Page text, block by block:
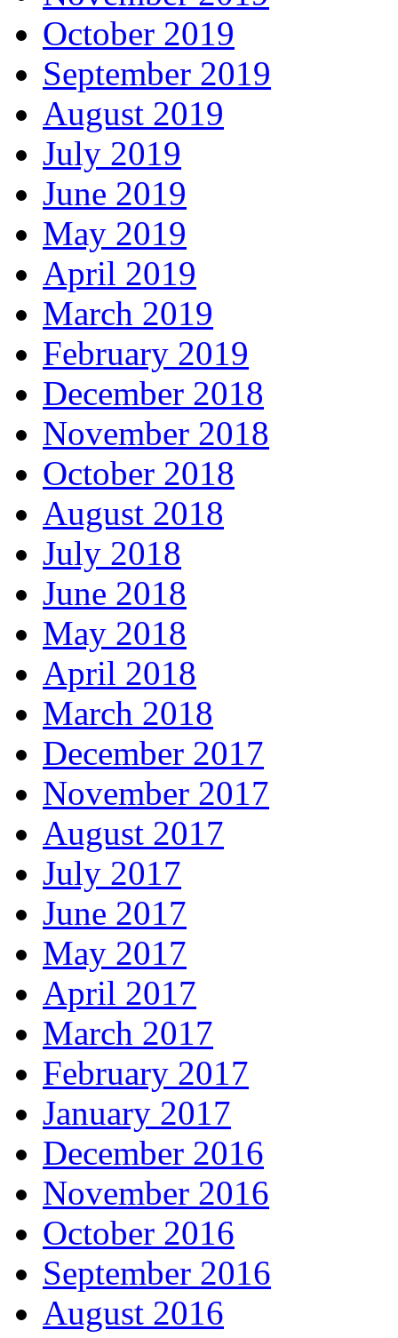
October 2019
September 2019
August 2019
July 2019
June 2019
May 2019
April 2019
March 2019
February 2019
December 2018
November 2018
October 2018
August 2018
July 2018
June 2018
May 2018
April 2018
March 2018
December 2017
November 2017
August 2017
July 2017
June 2017
May 2017
April 2017
March 2017
February 2017
January 2017
December 2016
November 2016
October 2016
September 2016
August 2016